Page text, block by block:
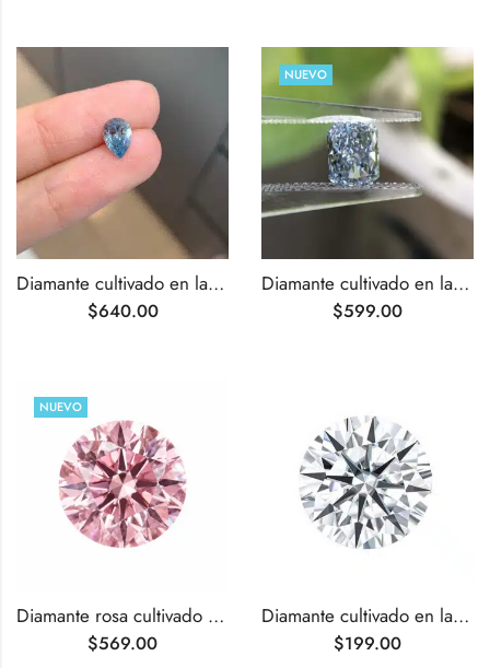
Diamante cultivado en laboratorio azul intenso elegante con talla pera de 1,03 quilates
$640.00
NUEVO
Diamante cultivado en laboratorio de color azul intenso fantasía, talla radiante, 1,03 ct
$599.00
NUEVO
Diamante rosa cultivado en laboratorio, redondo, talla brillante, de 1,04 quilates
$569.00
Diamante cultivado en laboratorio de talla redonda F VS1 de 1,05 ct
$199.00